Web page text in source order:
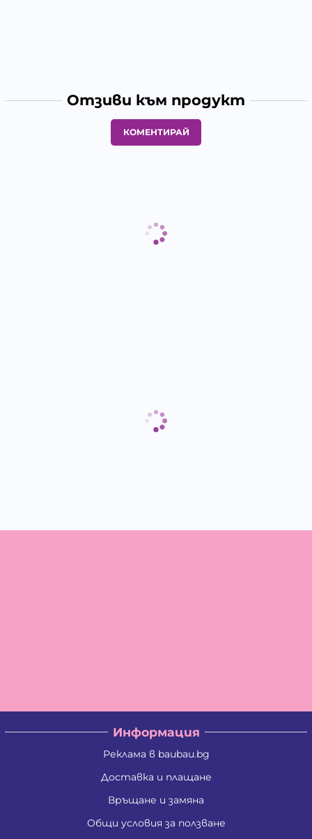
Отзиви към продукт
КОМЕНТИРАЙ
Информация
Реклама в baubau.bg
Доставка и плащане
Връщане и замяна
Общи условия за ползване